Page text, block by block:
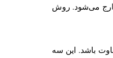
خارج می‌شود. روش
باشد. این سه